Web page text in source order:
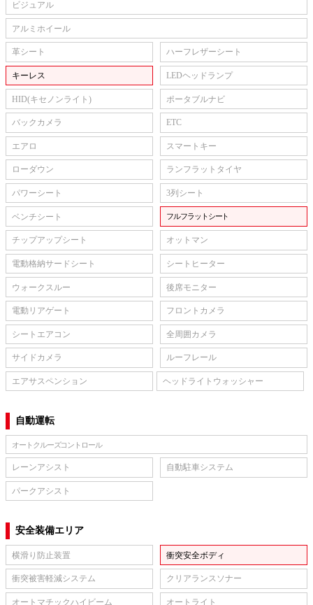
ビジュアル
アルミホイール
革シート ハーフレザーシート
キーレス LEDヘッドランプ
HID(キセノンライト) ポータブルナビ
バックカメラ ETC
エアロ スマートキー
ローダウン ランフラットタイヤ
パワーシート 3列シート
ベンチシート フルフラットシート
チップアップシート オットマン
電動格納サードシート シートヒーター
ウォークスルー 後席モニター
電動リアゲート フロントカメラ
シートエアコン 全周囲カメラ
サイドカメラ ルーフレール
エアサスペンション ヘッドライトウォッシャー
自動運転
オートクルーズコントロール
レーンアシスト 自動駐車システム
パークアシスト
安全装備エリア
横滑り防止装置 衝突安全ボディ
衝突被害軽減システム クリアランスソナー
オートマチックハイビーム オートライト